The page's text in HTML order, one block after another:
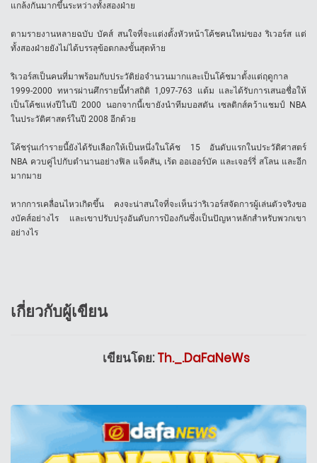
แกล้งกันมากขึ้นระหว่างทั้งสองฝ่าย
ตามรายงานหลายฉบับ บัคส์ สนใจที่จะแต่งตั้งหัวหน้าโค้ชคนใหม่ของ ริเวอร์ส แต่
ทั้งสองฝ่ายยังไม่ได้บรรลุข้อตกลงขั้นสุดท้าย
ริเวอร์สเป็นคนที่มาพร้อมกับประวัติย่อจำนวนมากและเป็นโค้ชมาตั้งแต่ฤดูกาล
1999-2000 ทหารผ่านศึกรายนี้ทำสถิติ 1,097-763 แต้ม และได้รับการเสนอชื่อให้
เป็นโค้ชแห่งปีในปี 2000 นอกจากนี้เขายังนำทีมบอสตัน เซลติกส์คว้าแชมป์ NBA
ในประวัติศาสตร์ในปี 2008 อีกด้วย
โค้ชรุ่นเก๋ารายนี้ยังได้รับเลือกให้เป็นหนึ่งในโค้ช 15 อันดับแรกในประวัติศาสตร์
NBA ควบคู่ไปกับตำนานอย่างฟิล แจ็คสัน, เร้ด ออเออร์บัค และเจอร์รี่ สโลน และอีก
มากมาย
หากการเคลื่อนไหวเกิดขึ้น คงจะน่าสนใจที่จะเห็นว่าริเวอร์สจัดการผู้เล่นตัวจริงขอ
งบัคส์อย่างไร และเขาปรับปรุงอันดับการป้องกันซึ่งเป็นปัญหาหลักสำหรับพวกเขา
อย่างไร
เกี่ยวกับผู้เขียน
เขียนโดย:Th._.DaFaNeWs